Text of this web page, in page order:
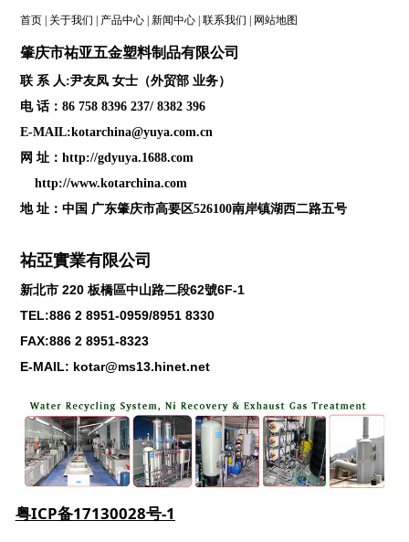
首页| 关于我们 | 产品中心| 新闻中心| 联系我们 | 网站地图
肇庆市祐亚五金塑料制品有限公司
联 系 人:尹友凤 女士（外贸部 业务）
电 话：86 758 8396 237/ 8382 396
E-MAIL:kotarchina@yuya.com.cn
网 址： http://gdyuya.1688.com
http://www.kotarchina.com
地 址：中国 广东肇庆市高要区526100南岸镇湖西二路五号
祐亞實業有限公司
新北市220 板橋區中山路二段62號6F-1
TEL:886 2 8951-0959/8951 8330
FAX:886 2 8951-8323
E-MAIL: kotar@ms13.hinet.net
粤ICP备17130028号-1